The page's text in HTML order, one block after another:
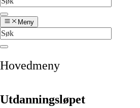
Meny
Hovedmeny
Utdanningsløpet